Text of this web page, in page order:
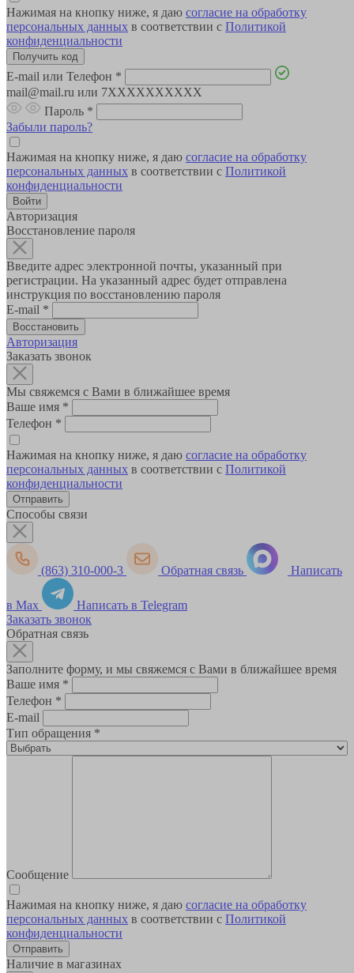
Нажимая на кнопку ниже, я даю согласие на обработку
персональных данных в соответствии с Политикой
конфиденциальности
E-mail или Телефон *
mail@mail.ru или 7XXXXXXXXXX
Пароль *
Забыли пароль?
Нажимая на кнопку ниже, я даю согласие на обработку
персональных данных в соответствии с Политикой
конфиденциальности
Авторизация
Восстановление пароля
Введите адрес электронной почты, указанный при
регистрации. На указанный адрес будет отправлена
инструкция по восстановлению пароля
E-mail *
Авторизация
Заказать звонок
Мы свяжемся с Вами в ближайшее время
Ваше имя *
Телефон *
Нажимая на кнопку ниже, я даю согласие на обработку
персональных данных в соответствии с Политикой
конфиденциальности
Способы связи
(863) 310-000-3 Обратная связь Написать
в Max
Написать в Telegram
Заказать звонок
Обратная связь
Заполните форму, и мы свяжемся с Вами в ближайшее время
Ваше имя *
Телефон *
E-mail
Тип обращения *
Сообщение
Нажимая на кнопку ниже, я даю согласие на обработку
персональных данных в соответствии с Политикой
конфиденциальности
Наличие в магазинах